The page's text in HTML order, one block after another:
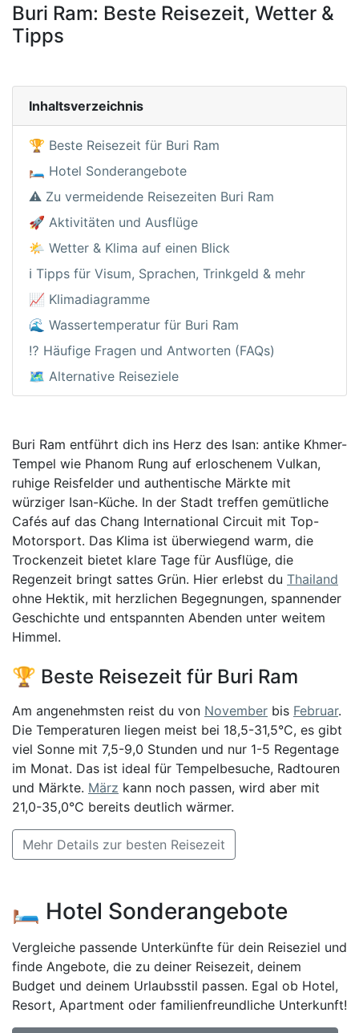
Buri Ram: Beste Reisezeit, Wetter &
Tipps
Inhaltsverzeichnis
🏆 Beste Reisezeit für Buri Ram
🛏️ Hotel Sonderangebote
⚠️ Zu vermeidende Reisezeiten Buri Ram
🚀 Aktivitäten und Ausflüge
🌤️ Wetter & Klima auf einen Blick
ℹ️ Tipps für Visum, Sprachen, Trinkgeld & mehr
📈 Klimadiagramme
🌊 Wassertemperatur für Buri Ram
⁉️ Häufige Fragen und Antworten (FAQs)
🗺️ Alternative Reiseziele
Buri Ram entführt dich ins Herz des Isan: antike Khmer-
Tempel wie Phanom Rung auf erloschenem Vulkan,
ruhige Reisfelder und authentische Märkte mit
würziger Isan-Küche. In der Stadt treffen gemütliche
Cafés auf das Chang International Circuit mit Top-
Motorsport. Das Klima ist überwiegend warm, die
Trockenzeit bietet klare Tage für Ausflüge, die
Regenzeit bringt sattes Grün. Hier erlebst du Thailand
ohne Hektik, mit herzlichen Begegnungen, spannender
Geschichte und entspannten Abenden unter weitem
Himmel.
🏆 Beste Reisezeit für Buri Ram
Am angenehmsten reist du von November bis Februar.
Die Temperaturen liegen meist bei 18,5-31,5°C, es gibt
viel Sonne mit 7,5-9,0 Stunden und nur 1-5 Regentage
im Monat. Das ist ideal für Tempelbesuche, Radtouren
und Märkte. März kann noch passen, wird aber mit
21,0-35,0°C bereits deutlich wärmer.
Mehr Details zur besten Reisezeit
🛏️ Hotel Sonderangebote
Vergleiche passende Unterkünfte für dein Reiseziel und
finde Angebote, die zu deiner Reisezeit, deinem
Budget und deinem Urlaubsstil passen. Egal ob Hotel,
Resort, Apartment oder familienfreundliche Unterkunft!